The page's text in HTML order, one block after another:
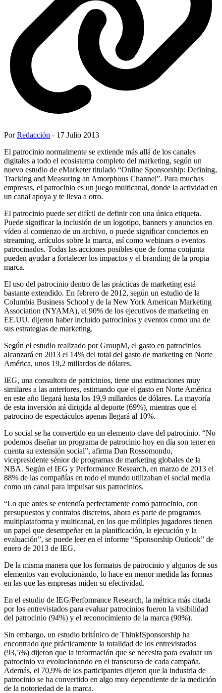
PorRedacción - 17 Julio 2013
El patrocinio normalmente se extiende más allá de los canales
digitales a todo el ecosistema completo del marketing, según un
nuevo estudio de eMarketer titulado “Online Sponsorship: Defining,
Tracking and Measuring an Amorphous Channel”. Para muchas
empresas, el patrocinio es un juego multicanal, donde la actividad en
un canal apoya y te lleva a otro.
El patrocinio puede ser difícil de definir con una única etiqueta.
Puede significar la inclusión de un logotipo, banners y anuncios en
vídeo al comienzo de un archivo, o puede significar conciertos en
streaming, artículos sobre la marca, así como webinars o eventos
patrocinados. Todas las acciones posibles que de forma conjunta
pueden ayudar a fortalecer los impactos y el branding de la propia
marca.
El uso del patrocinio dentro de las prácticas de marketing está
bastante extendido. En febrero de 2012, según un estudio de la
Columbia Business School y de la New York American Marketing
Association (NYAMA), el 90% de los ejecutivos de marketing en
EE.UU. dijeron haber incluido patrocinios y eventos como una de
sus estrategias de marketing.
Según el estudio realizado por GroupM, el gasto en patrocinios
alcanzará en 2013 el 14% del total del gasto de marketing en Norte
América, unos 19,2 millardos de dólares.
IEG, una consultora de patricinios, tiene una estimaciones muy
similares a las anteriores, estimando que el gasto en Norte América
en este año llegará hasta los 19,9 millardos de dólares. La mayoría
de esta inversión irá dirigida al deporte (69%), mientras que el
patrocino de espectáculos apenas llegará al 10%.
Lo social se ha convertido en un elemento clave del patrocinio. “No
podemos diseñar un programa de patrocinio hoy en día son tener en
cuenta su extensión social”, afirma Dan Rossomondo,
vicepresidente sénior de programas de marketing globales de la
NBA. Según el IEG y Performance Research, en marzo de 2013 el
88% de las compañías en todo el mundo utilizaban el social media
como un canal para impulsar sus patrocinios.
“Lo que antes se entendía perfectamente como patrocinio, con
presupuestos y contratos discretos, ahora es parte de programas
multiplataforma y multicanal, en los que múltiples jugadores tienen
un papel que desempeñar en la planificación, la ejecución y la
evaluación”, se puede leer en el informe “Sponsorship Outlook” de
enero de 2013 de IEG.
De la misma manera que los formatos de patrocinio y algunos de sus
elementos van evolucionando, lo hace en menor medida las formas
en las que las empresas miden su efectividad.
En el estudio de IEG/Perfomrance Research, la métrica más citada
por los entrevistados para evaluar patrocinios fueron la visibilidad
del patrocinio (94%) y el reconocimiento de la marca (90%).
Sin embargo, un estudio británico de Think!Sponsorship ha
encontrado que prácticamente la totalidad de los entrevistados
(93,5%) dijeron que la información que se necesita para evaluar un
patrocinio va evolucionando en el transcurso de cada campaña.
Además, el 70,9% de los participantes dijeron que la industria de
patrocinio se ha convertido en algo muy dependiente de la medición
de la notoriedad de la marca.